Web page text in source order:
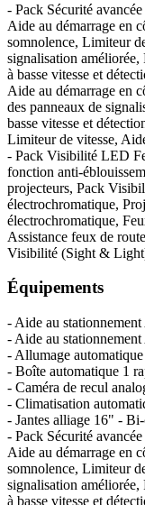
- Pack Sécurité
Aide au démarrage en
somnolence, Limiteur
signalisation améliorée,
à basse vitesse et
Aide au démarrage en
des panneaux de
basse vitesse et
Limiteur de vitesse,
- Pack Visibilité LED
fonction anti-
projecteurs, Pack
électrochromatique,
électrochromatique,
Assistance feux de
Visibilité (Sight &
Équipements
- Aide au stationnement
- Aide au
- Allumage
- Boîte automatique 1
- Caméra de recul
- Climatisation
- Jantes alliage 16" -
- Pack Sécurité
Aide au démarrage en
somnolence, Limiteur
signalisation améliorée,
à basse vitesse et